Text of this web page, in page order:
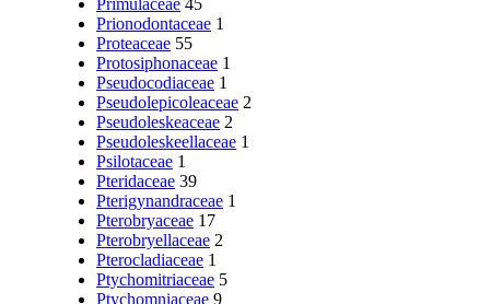
Prionodontaceae 1
Proteaceae 55
Protosiphonaceae 1
Pseudocodiaceae 1
Pseudolepicoleaceae 2
Pseudoleskeaceae 2
Pseudoleskeellaceae 1
Psilotaceae 1
Pteridaceae 39
Pterigynandraceae 1
Pterobryaceae 17
Pterobryellaceae 2
Pterocladiaceae 1
Ptychomitriaceae 5
Ptychomniaceae 9